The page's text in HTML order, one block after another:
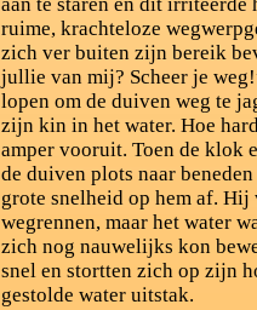
ruime, krachteloze
zich ver buiten zijn bereik
jullie van mij? Scheer je
lopen om de duiven weg te
zijn kin in het water. Hoe
amper vooruit. Toen de klok
de duiven plots naar
grote snelheid op hem af.
wegrennen, maar het water
zich nog nauwelijks kon
snel en stortten zich op zijn
gestolde water uitstak.